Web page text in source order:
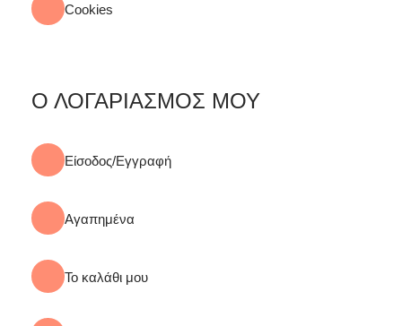
Cookies
Ο ΛΟΓΑΡΙΑΣΜΟΣ ΜΟΥ
Είσοδος/Εγγραφή
Αγαπημένα
Το καλάθι μου